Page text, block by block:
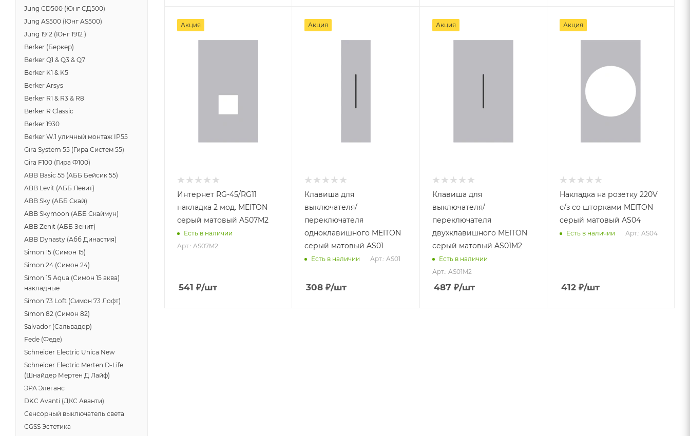
Акция
Интернет RG-45/RG11
накладка 2 мод. MEITON
серый матовый AS07M2
Есть в наличии
Арт.: AS07M2
541 ₽/шт
Акция
Клавиша для
выключателя/
переключателя
одноклавишного MEITON
серый матовый AS01
Есть в наличии Арт.: AS01
308 ₽/шт
Акция
Клавиша для
выключателя/
переключателя
двухклавишного MEITON
серый матовый AS01M2
Есть в наличии
Арт.: AS01M2
487 ₽/шт
Акция
Накладка на розетку 220V
с/з со шторками MEITON
серый матовый AS04
Есть в наличии Арт.: AS04
412₽/шт
Jung CD500 (Юнг СД500)
Jung AS500 (Юнг AS500)
Jung 1912 (Юнг 1912 )
Berker (Беркер)
Berker Q1 & Q3 & Q7
Berker K1 & K5
Berker Arsys
Berker R1 & R3 & R8
Berker R Classic
Berker 1930
Berker W.1 уличный монтаж IP55
Gira System 55 (Гира Систем 55)
Gira F100 (Гира Ф100)
ABB Basic 55 (АББ Бейсик 55)
ABB Levit (АББ Левит)
ABB Sky (АББ Скай)
ABB Skymoon (АББ Скаймун)
ABB Zenit (АББ Зенит)
ABB Dynasty (Абб Династия)
Simon 15 (Симон 15)
Simon 24 (Симон 24)
Simon 15 Aqua (Симон 15 аква)
накладные
Simon 73 Loft (Симон 73 Лофт)
Simon 82 (Симон 82)
Salvador (Сальвадор)
Fede (Феде)
Schneider Electric Unica New
Schneider Electric Merten D-Life
(Шнайдер Мертен Д Лайф)
ЭРА Элеганс
DKC Avanti (ДКС Аванти)
Сенсорный выключатель света
CGSS Эстетика